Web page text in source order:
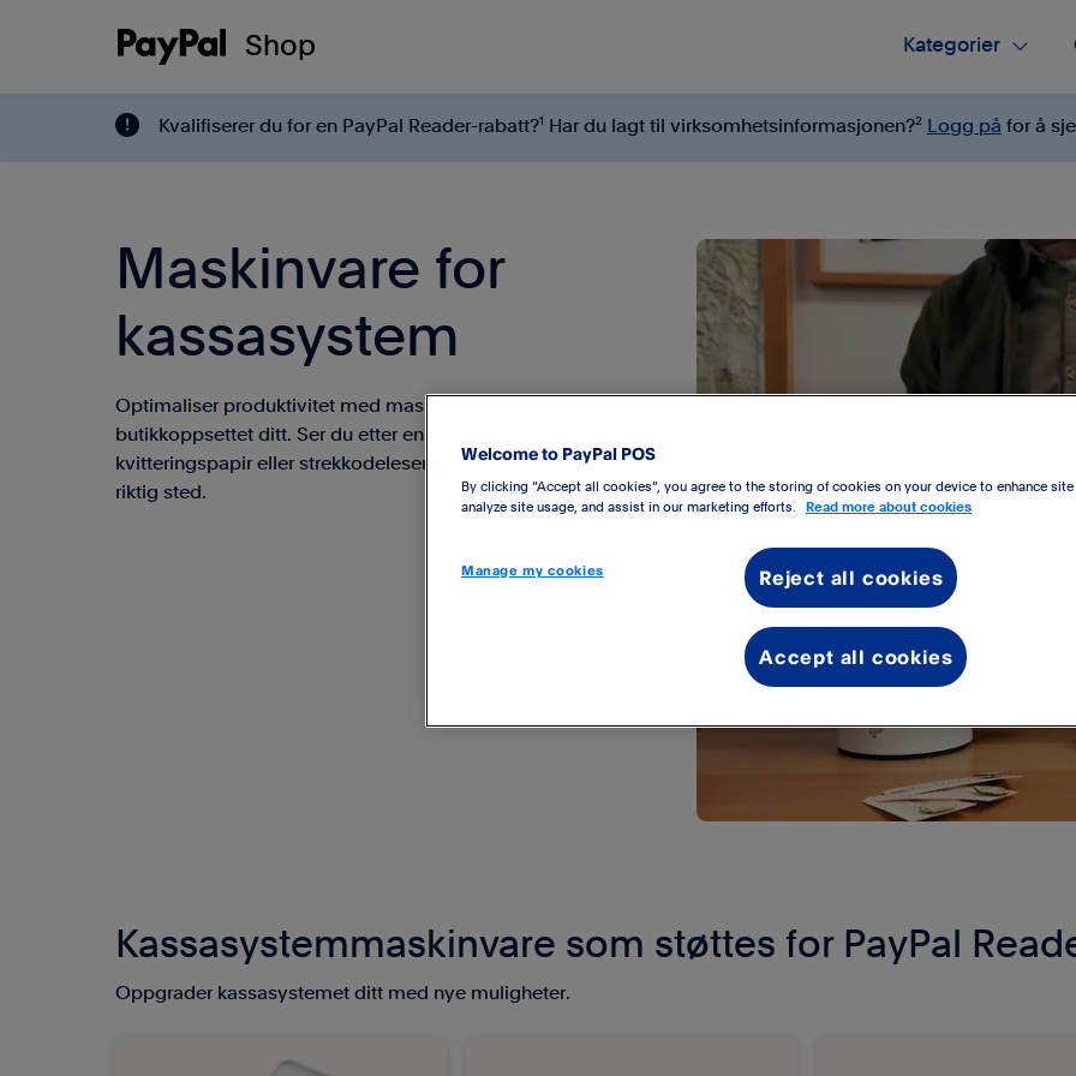
Shop Kategorier 
Kvalifiserer du for en PayPal Reader-rabatt?1 Har du lagt til virksomhetsinformasjonen?2 Logg på for å
Maskinvare for
kassasystem
Optimaliser produktivitet med maskinvare som støtter
butikkoppsettet ditt. Ser du etter en kassasystem-skriver,
kvitteringspapir eller strekkodeleser? Da har du kommet til
riktig sted.
Kassasystemmaskinvare som støttes for PayPal
Oppgrader kassasystemet ditt med nye muligheter.
Welcome to PayPal POS
By clicking “Accept all cookies”, you agree to the storing of cookies on your device to enhance
analyze site usage, and assist in our marketing efforts.
Read more about cookies
Manage my cookies Reject all cookies
Accept all cookies